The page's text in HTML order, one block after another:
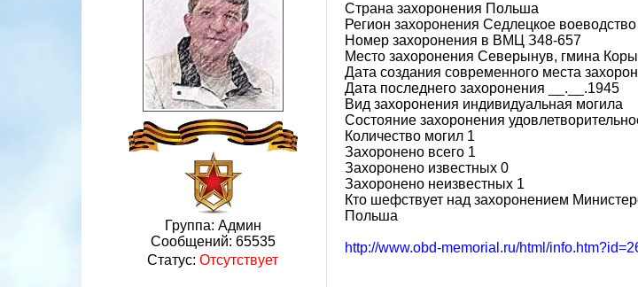
Группа: Админ
Сообщений: 65535
Статус: Отсутствует
Страна захоронения Польша
Регион захоронения Седлецкое воеводство
Номер захоронения в ВМЦ З48-657
Место захоронения Северынув, гмина
Дата создания современного места
Дата последнего захоронения __.__.1945
Вид захоронения индивидуальная могила
Состояние захоронения
Количество могил 1
Захоронено всего 1
Захоронено известных 0
Захоронено неизвестных 1
Кто шефствует над захоронением
Польша
http://www.obd-memorial.ru/html/